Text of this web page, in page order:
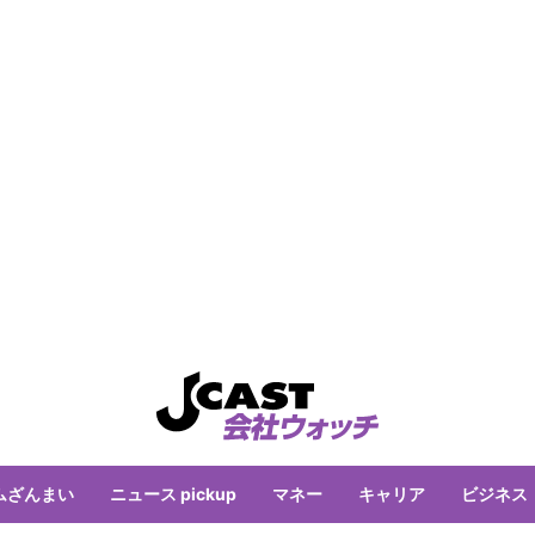
ざんまい ニュース pickup マネー キャリア ビジネス